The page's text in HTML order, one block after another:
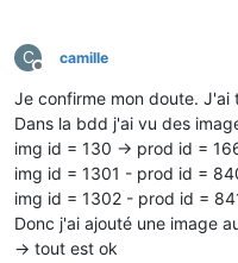
C
Hors-ligne
camille
Je confirme mon doute. J'ai
Dans la bdd j'ai vu des
img id = 130 -> prod id =
img id = 1301 - prod id =
img id = 1302 - prod id =
Donc j'ai ajouté une image
-> tout est ok